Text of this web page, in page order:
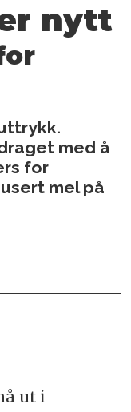
nytt
med å
for
mel på
ut i